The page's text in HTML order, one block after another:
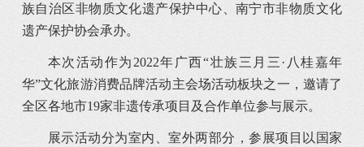
族自治区非物质文化遗产保护中心、南宁市非物质文化
遗产保护协会承办。
本次活动作为2022年广西“壮族三月三·八桂嘉年
华”文化旅游消费品牌活动主会场活动板块之一，邀请了
全区各地市19家非遗传承项目及合作单位参与展示。
展示活动分为室内、室外两部分，参展项目以国家